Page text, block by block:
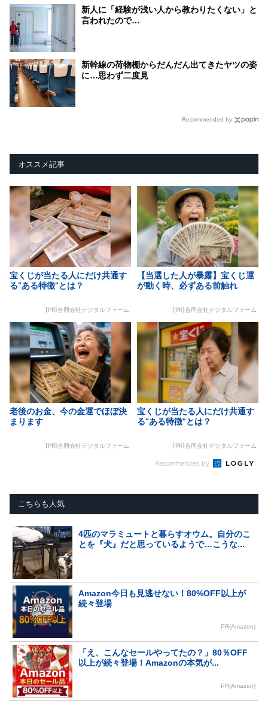
新人に「経験が浅い人から教わりたくない」と
言われたので…
新幹線の荷物棚からだんだん出てきたヤツの姿
に…思わず二度見
Recommended by
オススメ記事
宝くじが当たる人にだけ共通す
る“ある特徴”とは？
[PR]合同会社デジタルファーム
【当選した人が暴露】宝くじ運
が動く時、必ずある前触れ
[PR]合同会社デジタルファーム
老後のお金、今の金運でほぼ決
まります
[PR]合同会社デジタルファーム
宝くじが当たる人にだけ共通す
る“ある特徴”とは？
[PR]合同会社デジタルファーム
Recommended by
こちらも人気
4匹のマラミュートと暮らすオウム。自分のこ
とを『犬』だと思っているようで…こうな...
Amazon今日も見逃せない！80%OFF以上が
続々登場
PR(Amazon)
「え、こんなセールやってたの？」80％OFF
以上が続々登場！Amazonの本気が...
PR(Amazon)